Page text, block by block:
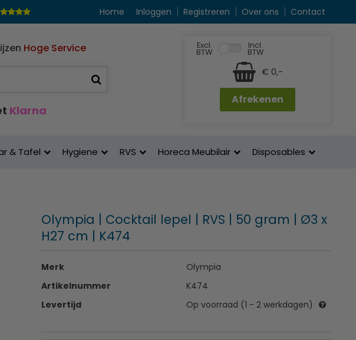
Home Inloggen Registreren Over ons Contact
Hoge Service
Klarna
Excl.
BTW
Incl.
BTW
€ 0,-
Afrekenen
& Tafel Hygiene RVS Horeca Meubilair Disposables
Olympia | Cocktail lepel | RVS | 50 gram | Ø3 x
H27 cm | K474
Merk
Olympia
Artikelnummer
K474
Levertijd
Op voorraad (1 - 2 werkdagen)